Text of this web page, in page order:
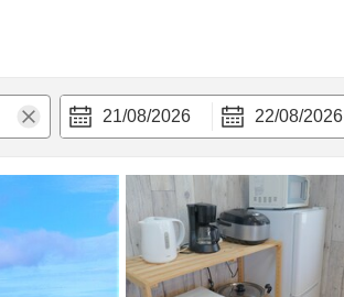
21/08/2026 22/08/2026